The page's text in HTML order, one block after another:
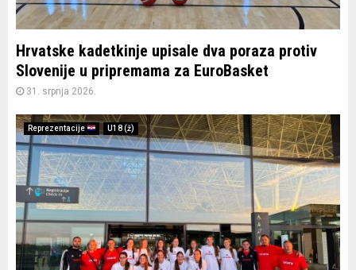
Hrvatske kadetkinje upisale dva poraza protiv
Slovenije u pripremama za EuroBasket
31. srpnja 2026.
Reprezentacije U18 (ž)